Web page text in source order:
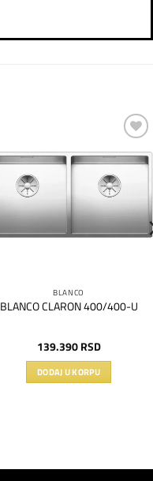
Dodaj
na
BLANCO
BLANCO CLARON 400/400-U
139.390 RSD
DODAJ U KORPU